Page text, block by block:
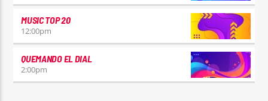
MUSIC TOP 20
12:00pm
QUEMANDO EL DIAL
2:00pm